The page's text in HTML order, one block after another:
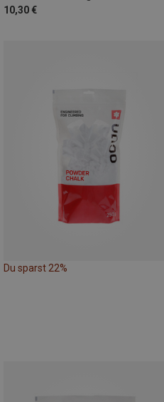
10,30 €
Du sparst 22%